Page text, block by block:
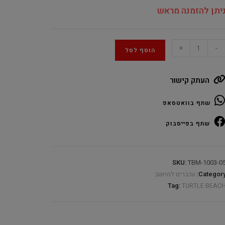
ניתן להזמנה מראש
II
Black
Gaming
RGB
-
+ הוסף לסל
העתק קישור
שתף בוואטסאפ
שתף בפייסבוק
SKU:TBM-1003-
עכברים למחשב
Tag:TURTLE BEACH